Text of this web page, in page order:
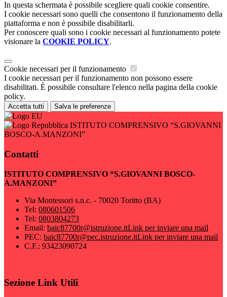
In questa schermata è possibile scegliere quali cookie consentire.
I cookie necessari sono quelli che consentono il funzionamento della
piattaforma e non è possibile disabilitarli.
Per conoscere quali sono i cookie necessari al funzionamento potete
visionare la COOKIE POLICY.
Cookie necessari per il funzionamento
I cookie necessari per il funzionamento non possono essere
disabilitati. È possibile consultare l'elenco nella pagina della cookie
policy.
Accetta tutti Salva le preferenze
ISTITUTO COMPRENSIVO “S.GIOVANNI
BOSCO-A.MANZONI”
Contatti
ISTITUTO COMPRENSIVO “S.GIOVANNI BOSCO-
A.MANZONI”
Via Montessori s.n.c. - 70020 Toritto (BA)
Tel: 080601506
Tel: 0803804273
Email: baic87700r@istruzione.itLink per inviare una mail
PEC: baic87700r@pec.istruzione.itLink per inviare una mail
C.F.: 93423090724
Sezione Link Utili